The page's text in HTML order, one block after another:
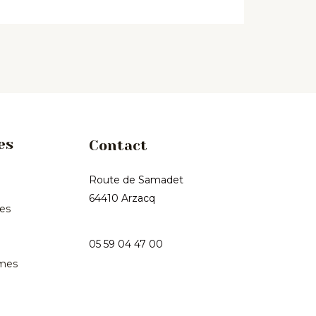
Contact
Route de Samadet
64410 Arzacq
05 59 04 47 00